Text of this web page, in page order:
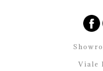
Viale